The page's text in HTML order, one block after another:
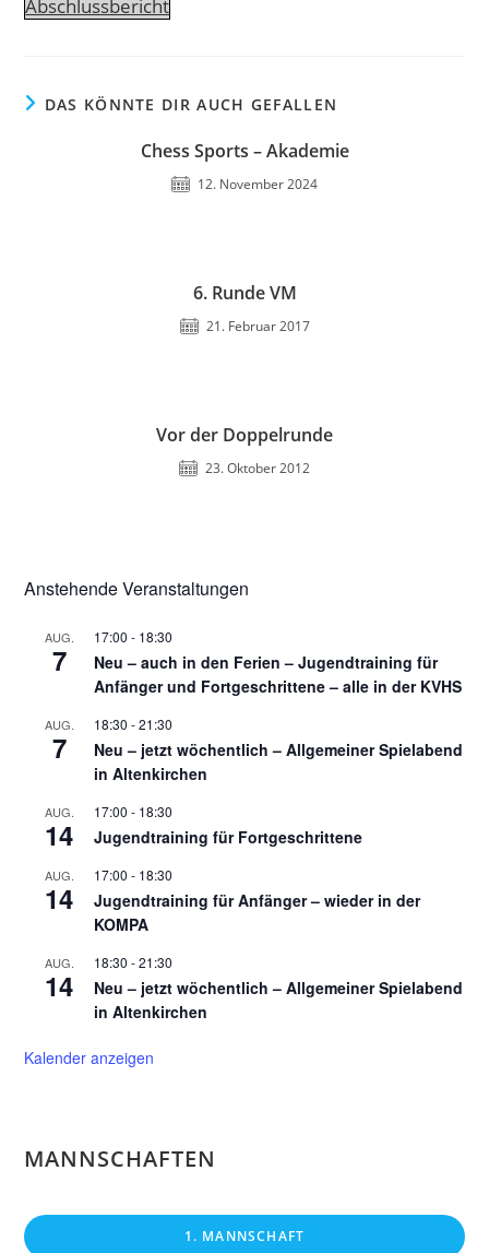
Abschlussbericht
DAS KÖNNTE DIR AUCH GEFALLEN
Chess Sports – Akademie
12. November 2024
6. Runde VM
21. Februar 2017
Vor der Doppelrunde
23. Oktober 2012
Anstehende Veranstaltungen
AUG.
7
17:00 - 18:30
Neu – auch in den Ferien – Jugendtraining für
Anfänger und Fortgeschrittene – alle in der KVHS
AUG.
7
18:30 -21:30
Neu – jetzt wöchentlich – Allgemeiner Spielabend
in Altenkirchen
AUG.
14
17:00 - 18:30
Jugendtraining für Fortgeschrittene
AUG.
14
17:00 - 18:30
Jugendtraining für Anfänger – wieder in der
KOMPA
AUG.
14
18:30 -21:30
Neu – jetzt wöchentlich – Allgemeiner Spielabend
in Altenkirchen
Kalender anzeigen
MANNSCHAFTEN
1. MANNSCHAFT